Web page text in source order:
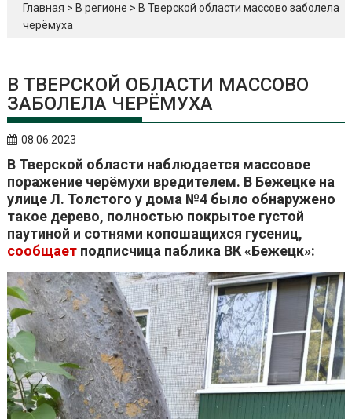
Главная > В регионе > В Тверской области массово заболела
черёмуха
В ТВЕРСКОЙ ОБЛАСТИ МАССОВО
ЗАБОЛЕЛА ЧЕРЁМУХА
08.06.2023
В Тверской области наблюдается массовое
поражение черёмухи вредителем. В Бежецке на
улице Л. Толстого у дома №4 было обнаружено
такое дерево, полностью покрытое густой
паутиной и сотнями копошащихся гусениц,
сообщает подписчица паблика ВК «Бежецк»: